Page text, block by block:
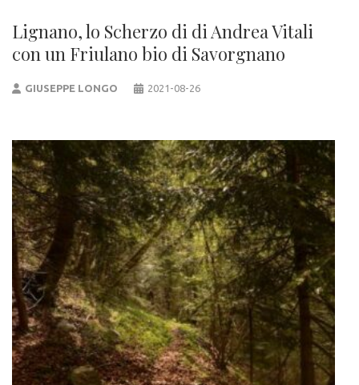
Lignano, lo Scherzo di di Andrea Vitali
con un Friulano bio di Savorgnano
GIUSEPPE LONGO 2021-08-26